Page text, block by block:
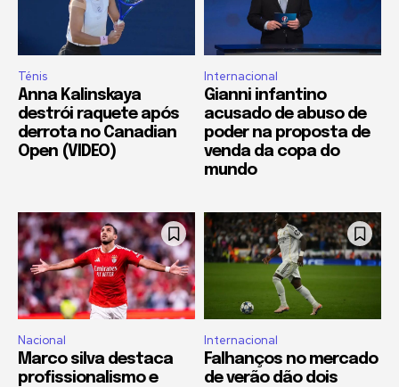
Ténis
Anna Kalinskaya
destrói raquete após
derrota no Canadian
Open (VIDEO)
Internacional
Gianni infantino
acusado de abuso de
poder na proposta de
venda da copa do
mundo
Nacional
Marco silva destaca
profissionalismo e
Internacional
Falhanços no mercado
de verão dão dois